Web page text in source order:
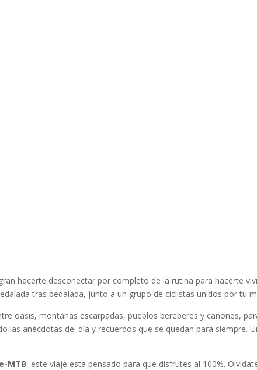
hacerte desconectar por completo de la rutina para hacerte
tras pedalada, junto a un grupo de ciclistas unidos por tu
oasis, montañas escarpadas, pueblos bereberes y cañones,
las anécdotas del día y recuerdos que se quedan para siempre.
e-MTB, este viaje está pensado para que disfrutes al 100%.